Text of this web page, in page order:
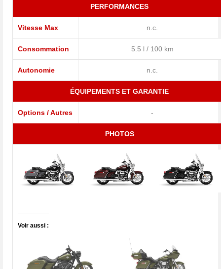
PERFORMANCES
Vitesse Max n.c.
Consommation 5.5 l / 100 km
Autonomie n.c.
ÉQUIPEMENTS ET GARANTIE
Options / Autres -
PHOTOS
Voir aussi :